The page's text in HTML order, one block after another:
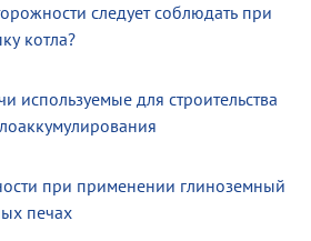
следует соблюдать при
котла?
используемые для строительства
при применении глиноземный
печах